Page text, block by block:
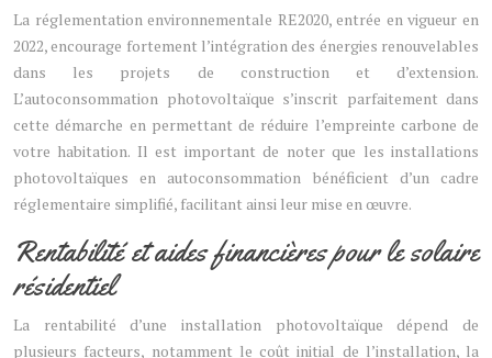
La réglementation environnementale RE2020, entrée en vigueur en
2022, encourage fortement l’intégration des énergies renouvelables
dans les projets de construction et d’extension.
L’autoconsommation photovoltaïque s’inscrit parfaitement dans
cette démarche en permettant de réduire l’empreinte carbone de
votre habitation. Il est important de noter que les installations
photovoltaïques en autoconsommation bénéficient d’un cadre
réglementaire simplifié, facilitant ainsi leur mise en œuvre.
Rentabilité et aides financières pour le solaire
résidentiel
La rentabilité d’une installation photovoltaïque dépend de
plusieurs facteurs, notamment le coût initial de l’installation, la